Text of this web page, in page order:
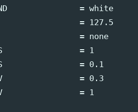
= white
= 127.5
= none
= 1
= 0.1
= 0.3
= 1